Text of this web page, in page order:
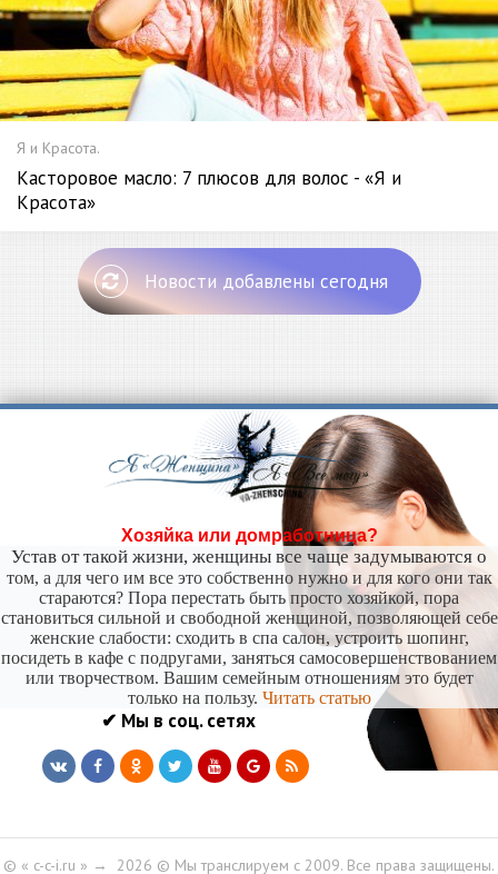
Я и Красота.
Касторовое масло: 7 плюсов для волос - «Я и
Красота»
Новости добавлены сегодня
Хозяйка или домработница?
Устав от такой жизни, женщины все чаще задумываются о
том, а для чего им все это собственно нужно и для кого они так
стараются? Пора перестать быть просто хозяйкой, пора
становиться сильной и свободной женщиной, позволяющей себе
женские слабости: сходить в спа салон, устроить шопинг,
посидеть в кафе с подругами, заняться самосовершенствованием
или творчеством. Вашим семейным отношениям это будет
только на пользу. Читать статью
✔ Мы в соц. сетях
© « c-c-i.ru » → 2026 © Мы транслируем с 2009. Все права защищены.